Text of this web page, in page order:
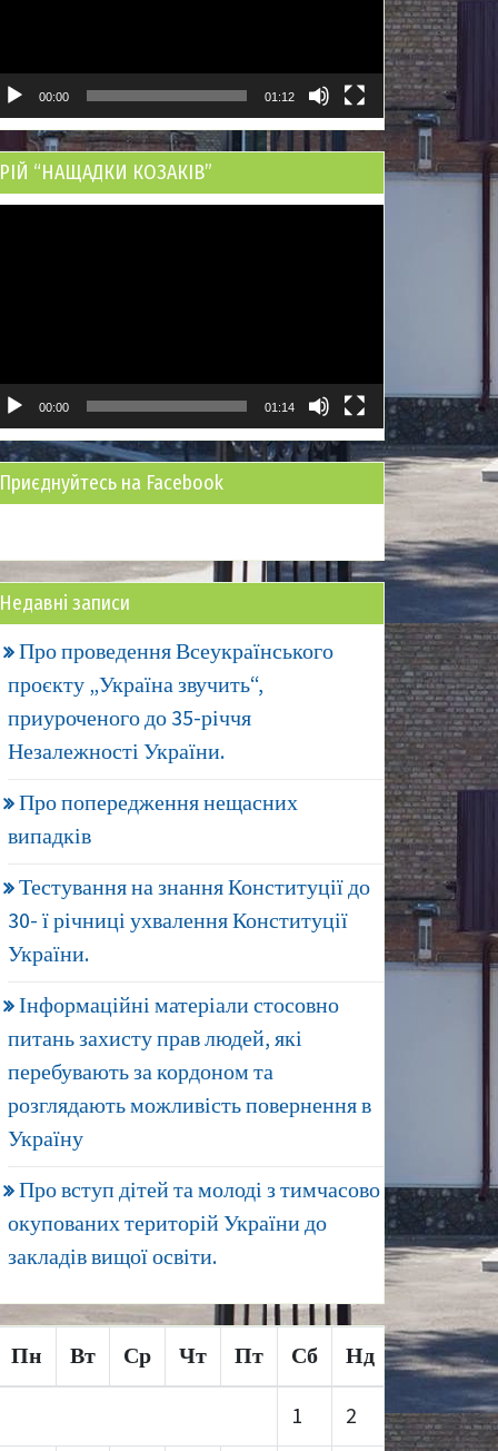
00:00 01:12
РІЙ “НАЩАДКИ КОЗАКІВ”
00:00 01:14
Приєднуйтесь на Facebook
Недавні записи
Про проведення Всеукраїнського
проєкту „Україна звучить“,
приуроченого до 35-річчя
Незалежності України.
Про попередження нещасних
випадків
Тестування на знання Конституції до
30- ї річниці ухвалення Конституції
України.
Інформаційні матеріали стосовно
питань захисту прав людей, які
перебувають за кордоном та
розглядають можливість повернення в
Україну
Про вступ дітей та молоді з тимчасово
окупованих територій України до
закладів вищої освіти.
Пн Вт Ср Чт Пт Сб Нд
1 2